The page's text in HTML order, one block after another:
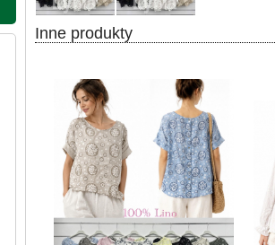
Inne produkty